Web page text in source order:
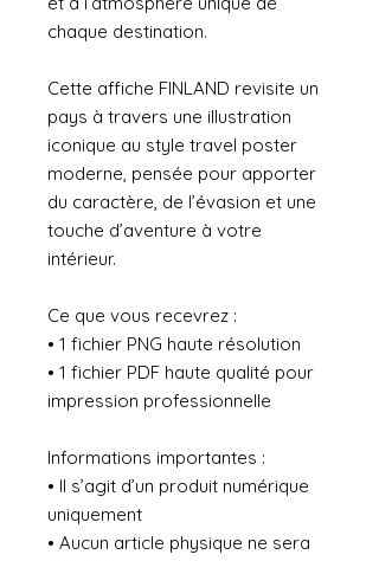
chaque destination.
Cette affiche FINLAND revisite un
pays à travers une illustration
iconique au style travel poster
moderne, pensée pour apporter
du caractère, de l’évasion et une
touche d’aventure à votre
intérieur.
Ce que vous recevrez :
• 1 fichier PNG haute résolution
• 1 fichier PDF haute qualité pour
impression professionnelle
Informations importantes :
• Il s’agit d’un produit numérique
uniquement
• Aucun article physique ne sera